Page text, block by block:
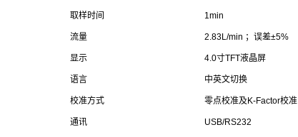
取样时间 1min
流量 2.83L/min ；误差±5%
显示 4.0寸TFT液晶屏
语言 中英文切换
校准方式 零点校准及K-Factor校准
通讯 USB/RS232